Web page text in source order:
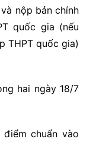
nộp bản chính
quốc gia (nếu
THPT quốc gia)
hai ngày 18/7
chuẩn vào